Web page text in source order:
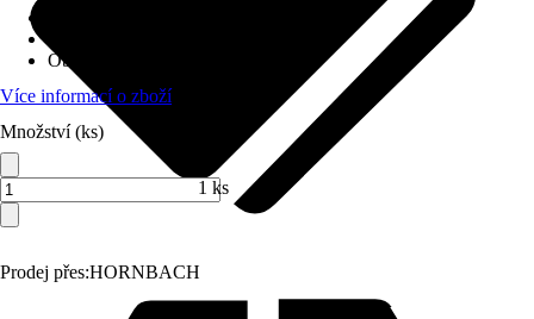
Prodej přes:HORNBACH
Obsah
Více informací o zboží
Množství (ks)
1 ks